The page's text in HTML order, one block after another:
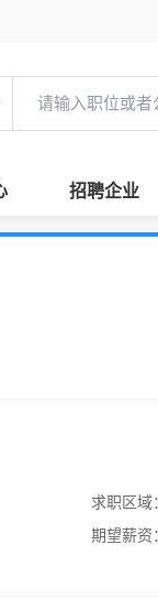
招聘企业
求职区域
期望薪资